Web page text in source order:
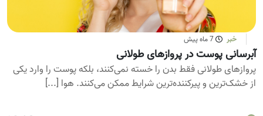
خبر 7 ماه پیش
آبرسانی پوست در پروازهای طولانی
پروازهای طولانی فقط بدن را خسته نمی‌کنند، بلکه پوست را وارد یکی
از خشک‌ترین و پیرکننده‌ترین شرایط ممکن می‌کنند. هوا [...]